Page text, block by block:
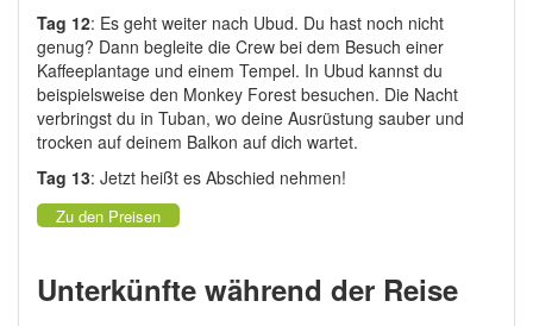
Tag 12: Es geht weiter nach Ubud. Du hast noch nicht
genug? Dann begleite die Crew bei dem Besuch einer
Kaffeeplantage und einem Tempel. In Ubud kannst du
beispielsweise den Monkey Forest besuchen. Die Nacht
verbringst du in Tuban, wo deine Ausrüstung sauber und
trocken auf deinem Balkon auf dich wartet.
Tag 13: Jetzt heißt es Abschied nehmen!
Zu den Preisen
Unterkünfte während der Reise